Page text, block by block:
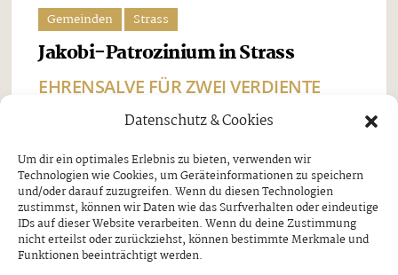
Datenschutz & Cookies
Um dir ein optimales Erlebnis zu bieten, verwenden wir
Technologien wie Cookies, um Geräteinformationen zu speichern
und/oder darauf zuzugreifen. Wenn du diesen Technologien
zustimmst, können wir Daten wie das Surfverhalten oder eindeutige
IDs auf dieser Website verarbeiten. Wenn du deine Zustimmung
nicht erteilst oder zurückziehst, können bestimmte Merkmale und
Funktionen beeinträchtigt werden.
Gemeinden Strass
Jakobi-Patrozinium in Strass
EHRENSALVE FÜR ZWEI VERDIENTE
Beim Jakobi-Patrozinium am Sonntag, dem 26. Juli,
stand Strass im Zillertal ganz im Zeichen seines
Pfarrpatrons, des heiligen Jakobus. Nach dem
feierlichen Festgottesdienst und der traditionellen